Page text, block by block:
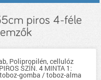
piros 4-féle
Polipropilén, cellulóz
SZÍN. 4 MINTA 1:
gomba / toboz-alma